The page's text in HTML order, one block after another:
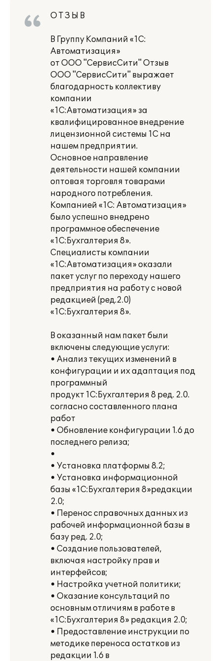
О Т З Ы В
В Группу Компаний «1С:
Автоматизация»
от ООО "СервисСити" Отзыв
ООО "СервисСити" выражает
благодарность коллективу
компании
«1С:Автоматизация» за
квалифицированное внедрение
лицензионной системы 1С на
нашем предприятии.
Основное направление
деятельности нашей компании
оптовая торговля товарами
народного потребления.
Компанией «1С: Автоматизация»
было успешно внедрено
программное обеспечение
«1С:Бухгалтерия 8».
Специалисты компании
«1С:Автоматизация» оказали
пакет услуг по переходу нашего
предприятия на работу с новой
редакцией (ред.2.0)
«1С:Бухгалтерия 8».
В оказанный нам пакет были
включены следующие услуги:
• Анализ текущих изменений в
конфигурации и их адаптация под
программный
продукт 1С:Бухгалтерия 8 ред. 2.0.
согласно составленного плана
работ
• Обновление конфигурации 1.6 до
последнего релиза;
•
• Установка платформы 8.2;
• Установка информационной
базы «1С:Бухгалтерия 8»редакции
2.0;
• Перенос справочных данных из
рабочей информационной базы в
базу ред. 2.0;
• Создание пользователей,
включая настройку прав и
интерфейсов;
• Настройка учетной политики;
• Оказание консультаций по
основным отличиям в работе в
«1С:Бухгалтерия 8» редакция 2.0;
• Предоставление инструкции по
методике переноса остатков из
редакции 1.6 в